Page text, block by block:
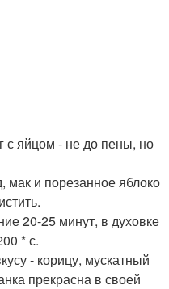
с яйцом - не до пены, но
мак и порезанное яблоко
20-25 минут, в духовке
* с.
- корицу, мускатный
прекрасна в своей